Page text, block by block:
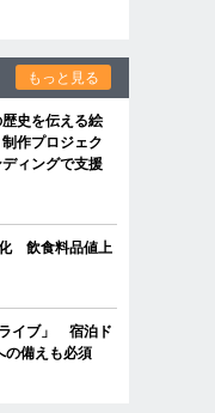
もっと見る
史を伝える絵
作プロジェク
ィングで支援
化 飲食料品値上
イブ」 宿泊ド
の備えも必須